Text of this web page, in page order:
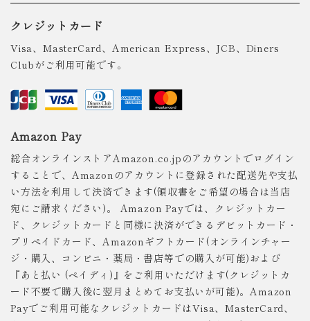
クレジットカード
Visa、MasterCard、American Express、JCB、Diners
Clubがご利用可能です。
Amazon Pay
総合オンラインストアAmazon.co.jpのアカウントでログイン
することで、Amazonのアカウントに登録された配送先や支払
い方法を利用して決済できます(領収書をご希望の場合は当店
宛にご請求ください)。 Amazon Payでは、クレジットカー
ド、クレジットカードと同様に決済ができるデビットカード・
プリペイドカード、Amazonギフトカード(オンラインチャー
ジ・購入、コンビニ・薬局・書店等での購入が可能)および
『あと払い (ペイディ)』をご利用いただけます(クレジットカ
ード不要で購入後に翌月まとめてお支払いが可能)。Amazon
Payでご利用可能なクレジットカードはVisa、MasterCard、